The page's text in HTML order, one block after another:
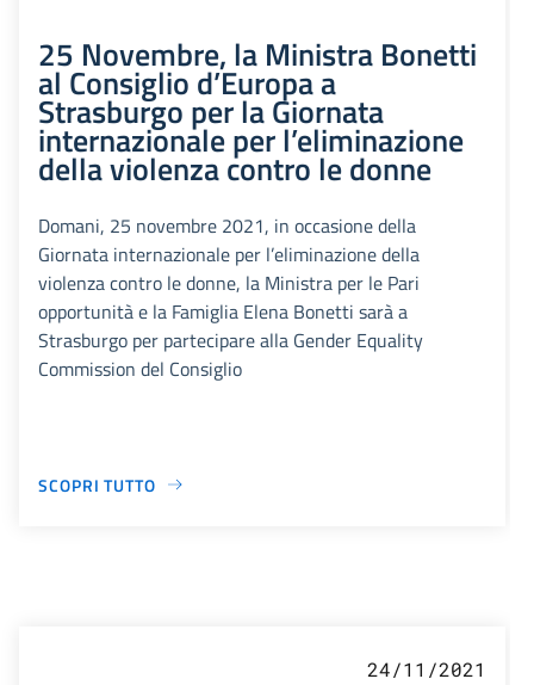
25 Novembre, la Ministra Bonetti
al Consiglio d’Europa a
Strasburgo per la Giornata
internazionale per l’eliminazione
della violenza contro le donne
Domani, 25 novembre 2021, in occasione della
Giornata internazionale per l’eliminazione della
violenza contro le donne, la Ministra per le Pari
opportunità e la Famiglia Elena Bonetti sarà a
Strasburgo per partecipare alla Gender Equality
Commission del Consiglio
SCOPRI TUTTO
24/11/2021